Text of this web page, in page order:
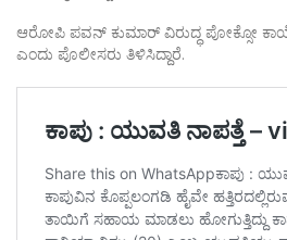
ಆರೋಪಿ ಪವನ್ ಕುಮಾರ್ ವಿರುದ್ಧ ಪೋಕ್ಸೋ
ಎಂದು ಪೊಲೀಸರು ತಿಳಿಸಿದ್ದಾರೆ.